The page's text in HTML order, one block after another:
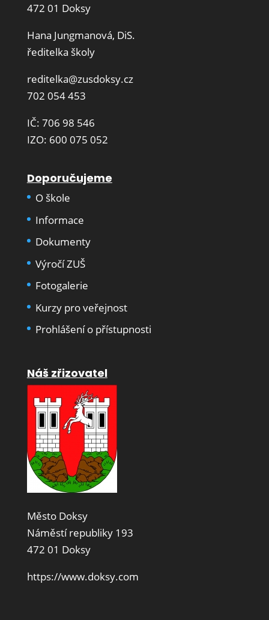
472 01 Doksy
Hana Jungmanová, DiS.
ředitelka školy
reditelka@zusdoksy.cz
702 054 453
IČ: 706 98 546
IZO: 600 075 052
Doporučujeme
O škole
Informace
Dokumenty
Výročí ZUŠ
Fotogalerie
Kurzy pro veřejnost
Prohlášení o přístupnosti
Náš zřizovatel
Město Doksy
Náměstí republiky 193
472 01 Doksy
https://www.doksy.com